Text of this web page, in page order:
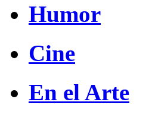
Humor
Cine
En el Arte